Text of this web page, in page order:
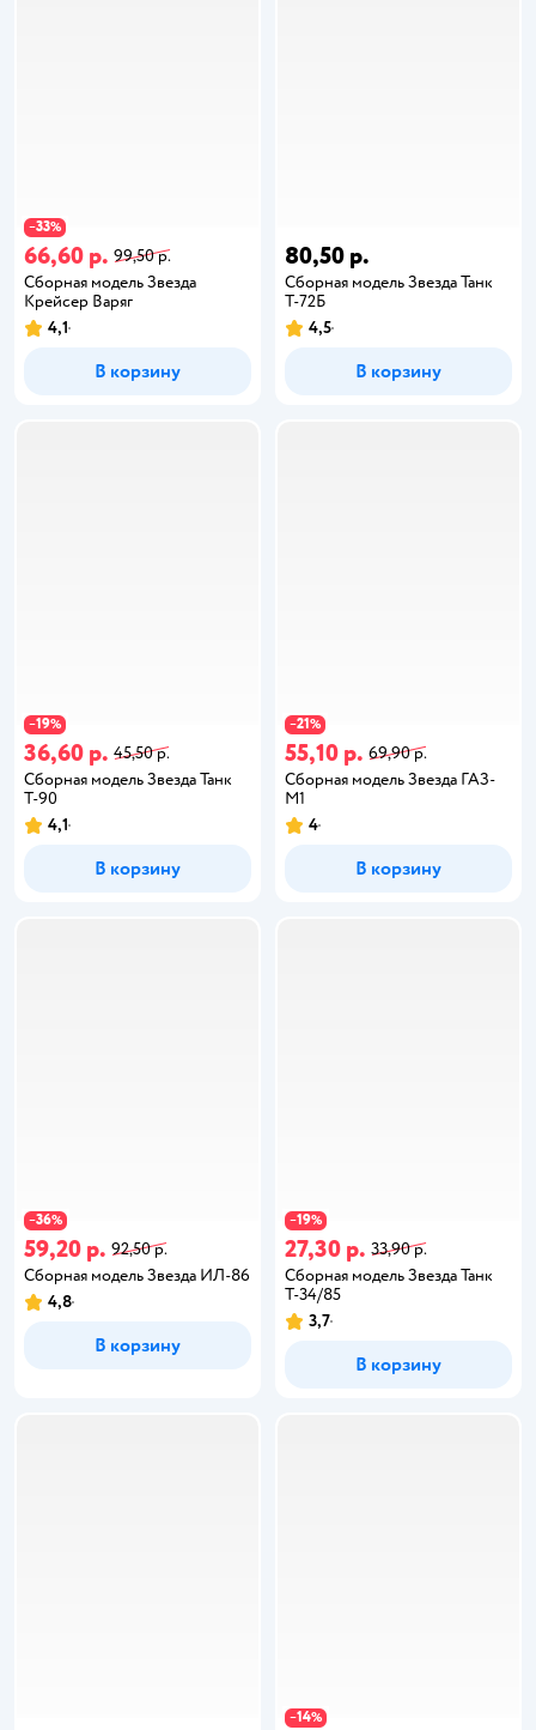
−33%
66,60 р. 99,50 р.
Сборная модель Звезда
Крейсер Варяг
4,1
В корзину
80,50 р.
Сборная модель Звезда Танк
Т-72Б
4,5
В корзину
−19%
36,60 р. 45,50 р.
Сборная модель Звезда Танк
Т-90
4,1
В корзину
−21%
55,10 р. 69,90 р.
Сборная модель Звезда ГАЗ-
М1
4
В корзину
−36%
59,20 р. 92,50 р.
Сборная модель Звезда ИЛ-86
4,8
В корзину
−19%
27,30 р. 33,90 р.
Сборная модель Звезда Танк
Т-34/85
3,7
В корзину
−14%